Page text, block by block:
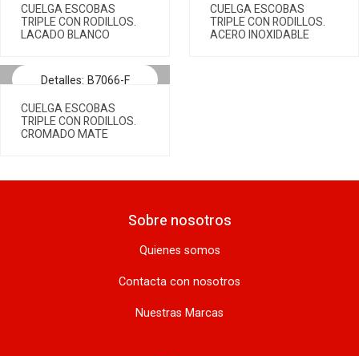
CUELGA ESCOBAS
TRIPLE CON RODILLOS.
LACADO BLANCO
CUELGA ESCOBAS
TRIPLE CON RODILLOS.
ACERO INOXIDABLE
Detalles: B7066-F
CUELGA ESCOBAS
TRIPLE CON RODILLOS.
CROMADO MATE
Sobre nosotros
Quienes somos
Contacta con nosotros
Nuestras Marcas